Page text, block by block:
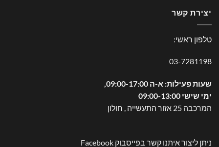
יצירת קשר
טלפון ראשי:
03-7281198
שעות פעילות: א-ה 09:00-17:00,
ימי שישי 09:00-13:00
המרכבה 25 אזור התעשייה , חולון
ניתן ליצור איתנו קשר בפייסבוק Facebook